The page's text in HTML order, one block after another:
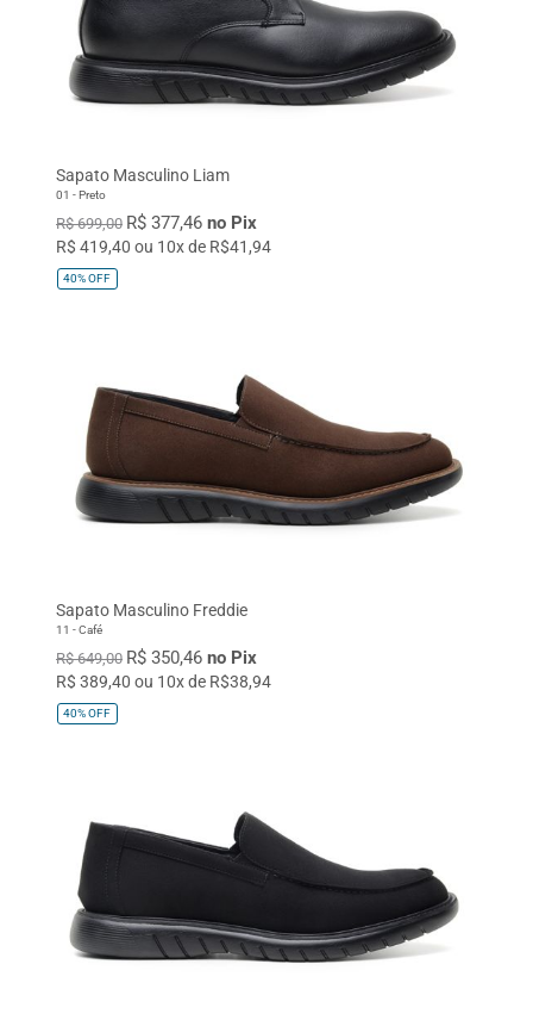
Sapato Masculino Liam
01 - Preto
R$ 699,00 R$ 377,46 no Pix
R$ 419,40 ou 10x de R$41,94
40%OFF
Sapato Masculino Freddie
11 - Café
R$ 649,00 R$ 350,46 no Pix
R$ 389,40 ou 10x de R$38,94
40%OFF